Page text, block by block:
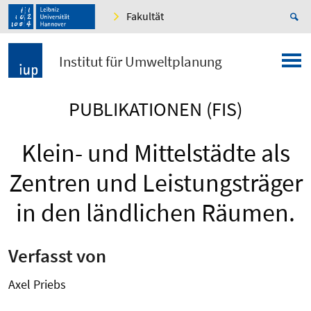
Fakultät
Institut für Umweltplanung
PUBLIKATIONEN (FIS)
Klein- und Mittelstädte als
Zentren und Leistungsträger
in den ländlichen Räumen.
Verfasst von
Axel Priebs